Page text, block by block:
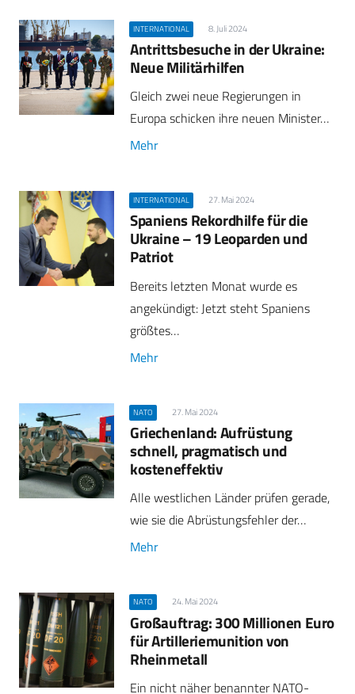
INTERNATIONAL 8. Juli 2024
Antrittsbesuche in der Ukraine:
Neue Militärhilfen
Gleich zwei neue Regierungen in
Europa schicken ihre neuen Minister…
Mehr
INTERNATIONAL 27. Mai 2024
Spaniens Rekordhilfe für die
Ukraine – 19 Leoparden und
Patriot
Bereits letzten Monat wurde es
angekündigt: Jetzt steht Spaniens
größtes…
Mehr
NATO 27. Mai 2024
Griechenland: Aufrüstung
schnell, pragmatisch und
kosteneffektiv
Alle westlichen Länder prüfen gerade,
wie sie die Abrüstungsfehler der…
Mehr
NATO 24. Mai 2024
Großauftrag: 300 Millionen Euro
für Artilleriemunition von
Rheinmetall
Ein nicht näher benannter NATO-